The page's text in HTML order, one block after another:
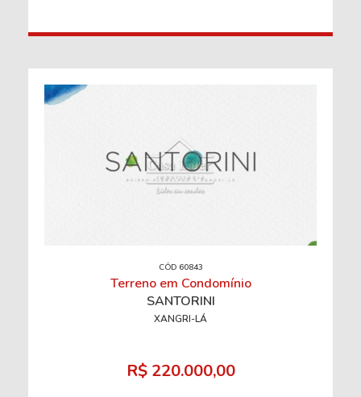
CÓD 60843
Terreno em Condomínio
SANTORINI
XANGRI-LÁ
R$ 220.000,00